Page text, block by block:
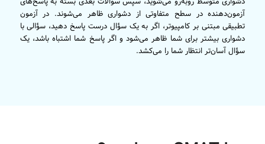
آزمون‌دهنده در سطح متفاوتی از دشواری ظاهر می‌شوند. در آزمون
تطبیقی مبتنی بر کامپیوتر، اگر به یک سؤال درست پاسخ دهید، سؤالی با
دشواری بیشتر برای شما ظاهر می‌شود و اگر پاسخ شما اشتباه باشد، یک
سؤال آسان‌تر انتظار شما را می‌کشد.